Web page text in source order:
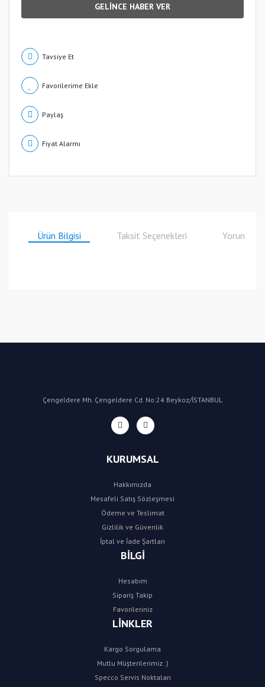
GELİNCE HABER VER
Tavsiye Et
Paylaş
Fiyat Alarmı
Ürün Bilgisi Taksit Seçenekleri Yorumlar
Çengeldere Mh. Çengeldere Cd. No:24 Beykoz/İSTANBUL
KURUMSAL
Hakkımızda
Mesafeli Satış Sözleşmesi
Ödeme ve Teslimat
Gizlilik ve Güvenlik
İptal ve İade Şartları
BİLGİ
Hesabım
Sipariş Takip
Favorileriniz
LİNKLER
Kargo Sorgulama
Mutlu Müşterilerimiz :)
Specco Servis Noktaları